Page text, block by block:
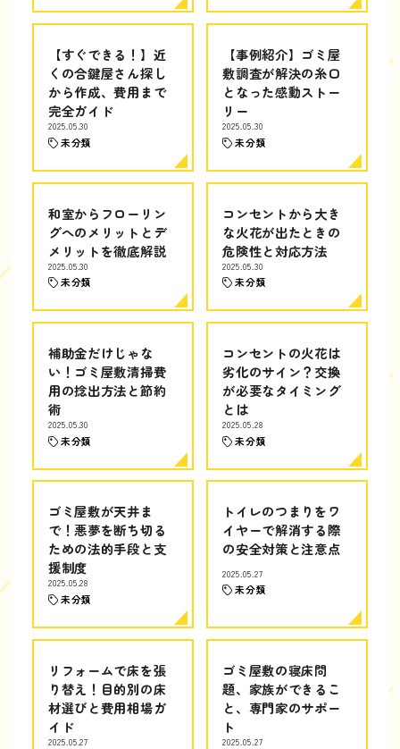
【すぐできる！】近
くの合鍵屋さん探し
から作成、費用まで
完全ガイド
2025.05.30
未分類
【事例紹介】ゴミ屋
敷調査が解決の糸口
となった感動ストー
リー
2025.05.30
未分類
和室からフローリン
グへのメリットとデ
メリットを徹底解説
2025.05.30
未分類
コンセントから大き
な火花が出たときの
危険性と対応方法
2025.05.30
未分類
補助金だけじゃな
い！ゴミ屋敷清掃費
用の捻出方法と節約
術
2025.05.30
未分類
コンセントの火花は
劣化のサイン？交換
が必要なタイミング
とは
2025.05.28
未分類
ゴミ屋敷が天井ま
で！悪夢を断ち切る
ための法的手段と支
援制度
2025.05.28
未分類
トイレのつまりをワ
イヤーで解消する際
の安全対策と注意点
2025.05.27
未分類
リフォームで床を張
り替え！目的別の床
材選びと費用相場ガ
イド
2025.05.27
ゴミ屋敷の寝床問
題、家族ができるこ
と、専門家のサポー
ト
2025.05.27